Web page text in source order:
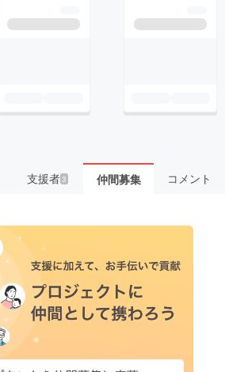
支援者3 仲間募集 コメント